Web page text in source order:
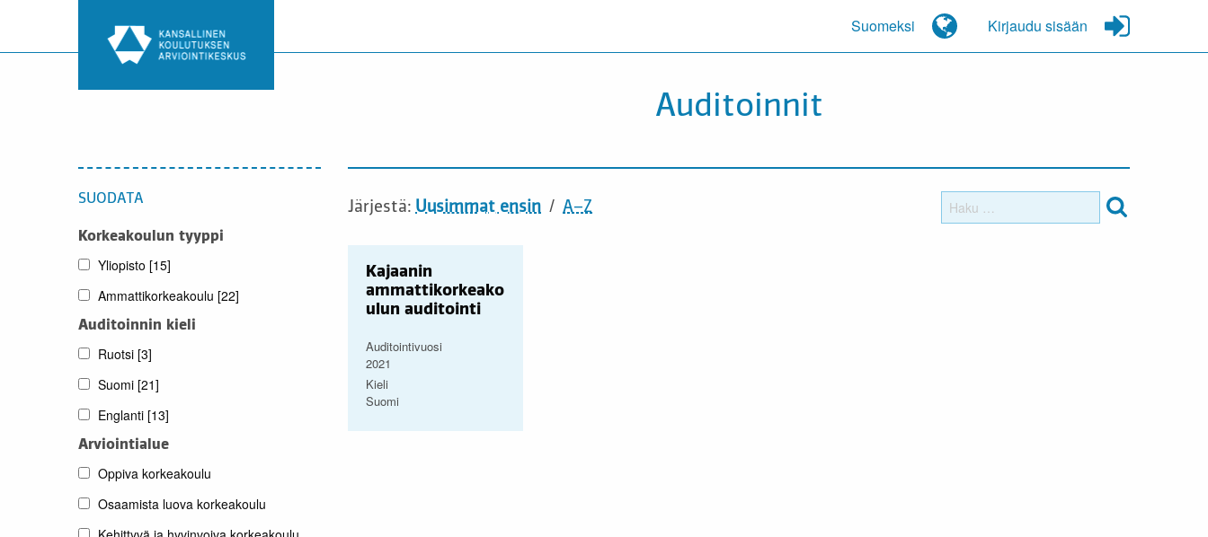
Suomeksi Kirjaudu sisään
Auditoinnit
SUODATA
Korkeakoulun tyyppi
Yliopisto [15]
Ammattikorkeakoulu [22]
Auditoinnin kieli
Ruotsi [3]
Suomi [21]
Englanti [13]
Arviointialue
Oppiva korkeakoulu
Osaamista luova korkeakoulu
Järjestä: Uusimmat ensin A–Z Haku:
Kajaanin
ammattikorkeako
ulun auditointi
Auditointivuosi
2021
Kieli
Suomi